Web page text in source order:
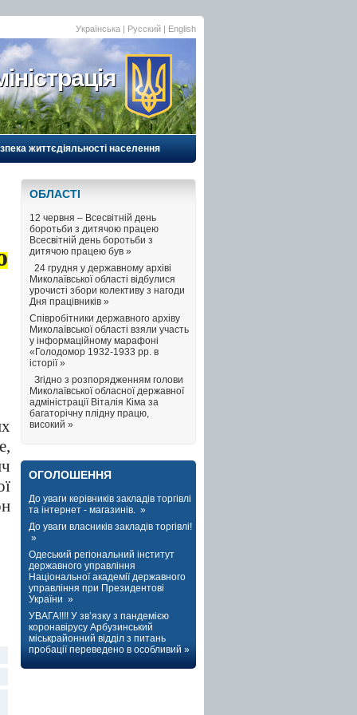
Українська | Русский | English
життєдіяльності населення
ОБЛАСТI
12 червня – Всесвітній день
боротьби з дитячою працею
Всесвітній день боротьби з
дитячою працею був »
24 грудня у державному архіві
Миколаївської області відбулися
урочисті збори колективу з нагоди
Дня працівників »
Співробітники державного архіву
Миколаївської області взяли участь
у інформаційному марафоні
«Голодомор 1932-1933 рр. в
історії »
Згідно з розпорядженням голови
Миколаївської обласної державної
адміністрації Віталія Кіма за
багаторічну плідну працю,
високий »
ОГОЛОШЕННЯ
До уваги керівників закладів торгівлі
та інтернет - магазинів. »
До уваги власників закладів торгівлі!
»
Одеський регіональний інститут
державного управління
Національної академії державного
управління при Президентові
України »
УВАГА!!!! У зв’язку з пандемією
коронавірусу Арбузинський
міськрайонний відділ з питань
пробації переведено в особливий »